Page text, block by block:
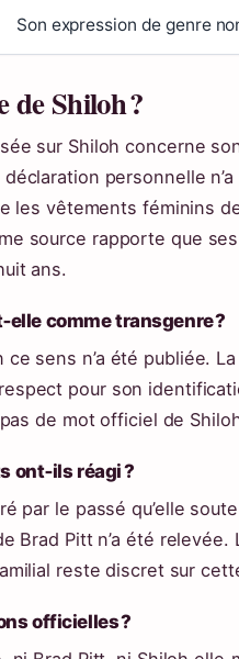
Son expression de genre
de Shiloh ?
sur Shiloh concerne
personnelle
les vêtements féminins
source rapporte que
ans.
comme transgenre ?
ce sens n’a été publiée.
pour son
pas de mot officiel de
ont‑ils réagi ?
par le passé qu’elle
Brad Pitt n’a été
reste discret sur
officielles ?